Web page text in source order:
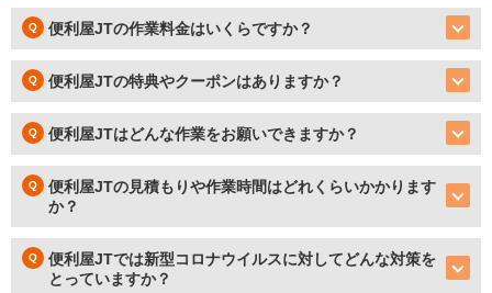
便利屋JTの作業料金はいくらですか？
便利屋JTの特典やクーポンはありますか？
便利屋JTはどんな作業をお願いできますか？
便利屋JTの見積もりや作業時間はどれくらいかかります
か？
便利屋JTでは新型コロナウイルスに対してどんな対策を
とっていますか？